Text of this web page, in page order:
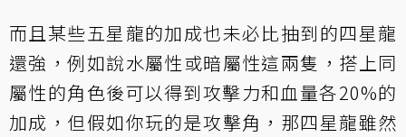
而且某些五星龍的加成也未必比抽到的四星龍
還強，例如說水屬性或暗屬性這兩隻，搭上同
屬性的角色後可以得到攻擊力和血量各20%的
加成，但假如你玩的是攻擊角，那四星龍雖然